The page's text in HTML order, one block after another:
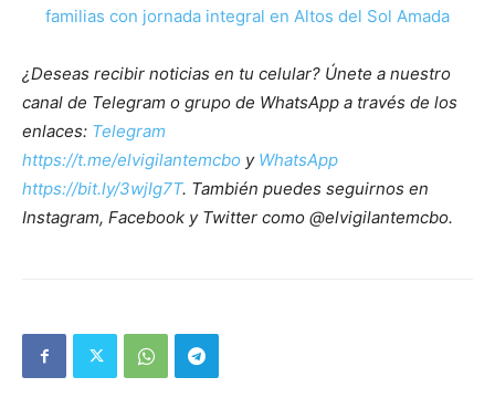
familias con jornada integral en Altos del Sol Amada
¿Deseas recibir noticias en tu celular? Únete a nuestro
canal de Telegram o grupo de WhatsApp a través de los
enlaces: Telegram
https://t.me/elvigilantemcbo y WhatsApp
https://bit.ly/3wjIg7T. También puedes seguirnos en
Instagram, Facebook y Twitter como @elvigilantemcbo.